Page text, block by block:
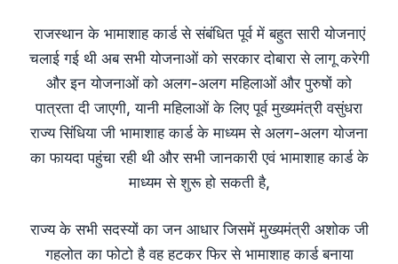
राजस्थान के भामाशाह कार्ड से संबंधित पूर्व में बहुत सारी योजनाएं
चलाई गई थी अब सभी योजनाओं को सरकार दोबारा से लागू करेगी
और इन योजनाओं को अलग-अलग महिलाओं और पुरुषों को
पात्रता दी जाएगी, यानी महिलाओं के लिए पूर्व मुख्यमंत्री वसुंधरा
राज्य सिंधिया जी भामाशाह कार्ड के माध्यम से अलग-अलग योजना
का फायदा पहुंचा रही थी और सभी जानकारी एवं भामाशाह कार्ड के
माध्यम से शुरू हो सकती है,
राज्य के सभी सदस्यों का जन आधार जिसमें मुख्यमंत्री अशोक जी
गहलोत का फोटो है वह हटकर फिर से भामाशाह कार्ड बनाया